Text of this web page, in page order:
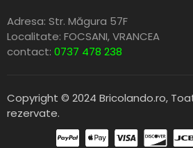
Adresa: Str. Măgura 57F
Localitate: FOCSANI,VRANCEA
contact: 0737 478 238
Copyright © 2024 Bricolando.ro,
rezervate.